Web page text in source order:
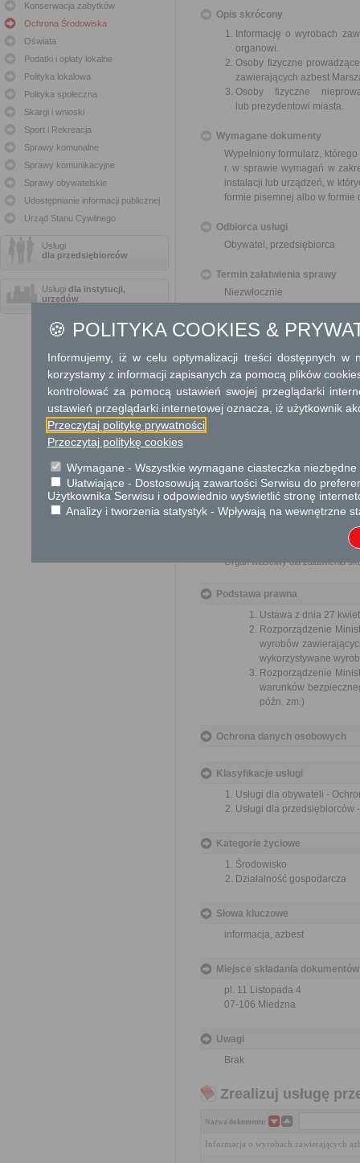
Konserwacja zabytków
Ochrona Środowiska
Oświata
Podatki i opłaty lokalne
Polityka lokalowa
Polityka społeczna
Skargi i wnioski
Sport i Rekreacja
Sprawy komunalne
Sprawy komunikacyjne
Sprawy obywatelskie
Udostępnianie informacji publicznej
Urząd Stanu Cywilnego
Usługi
dla przedsiębiorców
Usługi dla instytucji,
urzędów
Opis skrócony
Informację o wyrobach
organowi.
Osoby fizyczne
zawierających azbest
Osoby fizyczne
lub prezydentowi miasta.
Wymagane dokumenty
Wypełniony formularz,
r. w sprawie wymagań w
instalacji lub urządzeń, w
formie pisemnej albo w formie
Odbiorca usługi
Obywatel, przedsiębiorca
Termin załatwienia sprawy
Niezwłocznie
Informacja
Dodatkowe
Opłata
Informacja o wyrobach
Skargi i wnioski
naruszenie praworządności lub
Przedmiotem wniosku mogą
i zapobieganie nadużyciom,
Organ właściwy dla załatwienia
Podstawa prawna
Ustawa z dnia 27
Rozporządzenie
wyrobów
wykorzystywane
Rozporządzenie
warunków
późn. zm.)
Ochrona danych osobowych
Klasyfikacje usługi
Usługi dla obywateli -
Usługi dla
Kategorie życiowe
Środowisko
Działalność gospodarcza
Słowa kluczowe
informacja, azbest
Miejsce składania dokumentów
pl. 11 Listopada 4
07-106 Miedzna
Uwagi
Brak
Zrealizuj usługę
Nazwa dokumentu
Informacja o wyrobach zawierających
🍪 POLITYKA COOKIES &
Informujemy, iż w celu optymalizacji treści dostępnych w
korzystamy z informacji zapisanych za pomocą plików
kontrolować za pomocą ustawień swojej przeglądarki
ustawień przeglądarki internetowej oznacza, iż użytkownik
Przeczytaj politykę prywatności
Przeczytaj politykę cookies
Wymagane - Wszystkie wymagane ciasteczka
Ułatwiające - Dostosowują zawartości Serwisu do
Użytkownika Serwisu i odpowiednio wyświetlić stronę
Analizy i tworzenia statystyk - Wpływają na wewnętrzne